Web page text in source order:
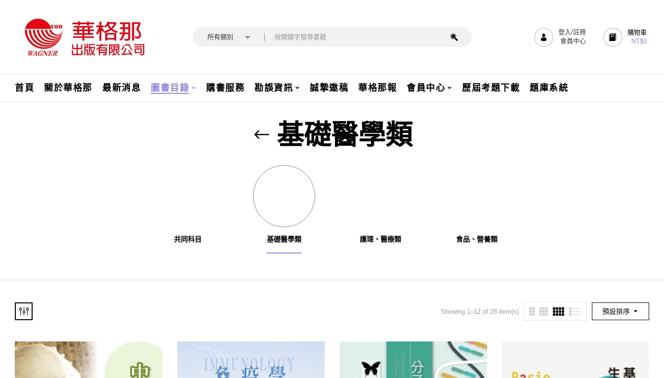
所有類別
登入/註冊
會員中心
購物車
NT$0
首頁 關於華格那 最新消息 圖書目錄 購書服務 勘誤資訊 誠摯邀稿 華格那報 會員中心 歷屆考題下載 題庫系統
基礎醫學類
共同科目 基礎醫學類 護理、醫療類 食品、營養類
預設排序
Showing 1–12 of 28 item(s)